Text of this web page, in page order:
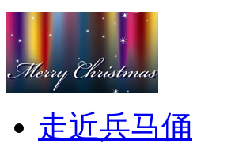
走近兵马俑